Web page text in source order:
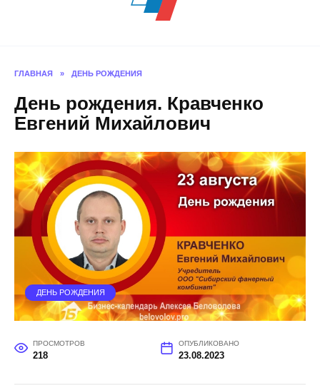
ГЛАВНАЯ » ДЕНЬ РОЖДЕНИЯ
День рождения. Кравченко
Евгений Михайлович
ДЕНЬ РОЖДЕНИЯ
ПРОСМОТРОВ
218
ОПУБЛИКОВАНО
23.08.2023